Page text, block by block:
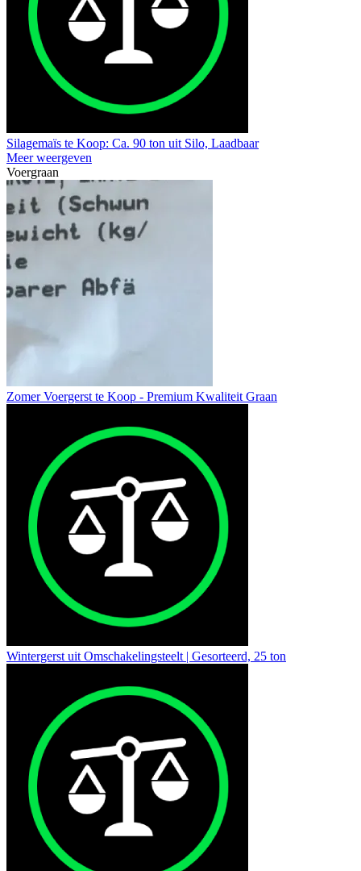
Silagemaïs te Koop: Ca. 90 ton uit Silo, Laadbaar
Meer weergeven
Voergraan
Zomer Voergerst te Koop - Premium Kwaliteit Graan
Wintergerst uit Omschakelingsteelt | Gesorteerd, 25 ton